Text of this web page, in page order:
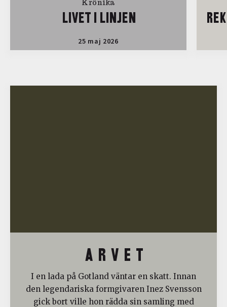
Krönika
LIVET I LINJEN
25 maj 2026
A R V E T
I en lada på Gotland väntar en skatt. Innan
den legendariska formgivaren Inez Svensson
gick bort ville hon rädda sin samling med